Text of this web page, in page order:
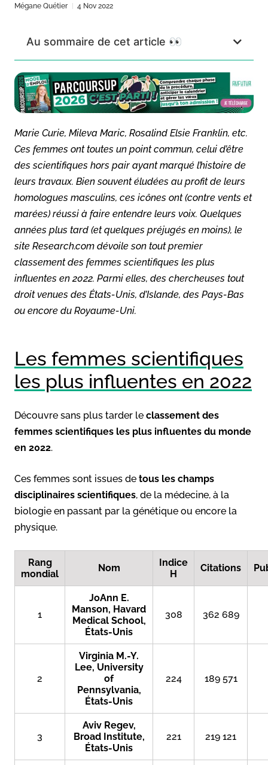
Mégane Quétier 4 Nov 2022
Au sommaire de cet article 👀
Marie Curie, Mileva Maric, Rosalind Elsie Franklin, etc.
Ces femmes ont toutes un point commun, celui d’être
des scientifiques hors pair ayant marqué l’histoire de
leurs travaux. Bien souvent éludées au profit de leurs
homologues masculins, ces icônes ont (contre vents et
marées) réussi à faire entendre leurs voix. Quelques
années plus tard (et quelques préjugés en moins), le
site Research.com dévoile son tout premier
classement des femmes scientifiques les plus
influentes en 2022. Parmi elles, des chercheuses tout
droit venues des États-Unis, d’Islande, des Pays-Bas
ou encore du Royaume-Uni.
Les femmes scientifiques
les plus influentes en 2022
Découvre sans plus tarder le classement des
femmes scientifiques les plus influentes du monde
en 2022.
Ces femmes sont issues de tous les champs
disciplinaires scientifiques, de la médecine, à la
biologie en passant par la génétique ou encore la
physique.
Rang
mondial
Nom
Indice
H
Citations
1
JoAnn E.
Manson, Havard
Medical School,
États-Unis
308 362 689
2
Virginia M.-Y.
Lee, University
of
Pennsylvania,
États-Unis
224 189 571
3
Aviv Regev,
Broad Institute,
États-Unis
221 219 121